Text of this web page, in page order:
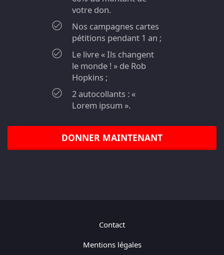
votre don.
Nos campagnes cartes
pétitions pendant 1 an ;
Le livre « Ils changent
le monde ! » de Rob
Hopkins ;
2 autocollants : «
Lorem ipsum ».
DONNER MAINTENANT
Contact
Mentions légales